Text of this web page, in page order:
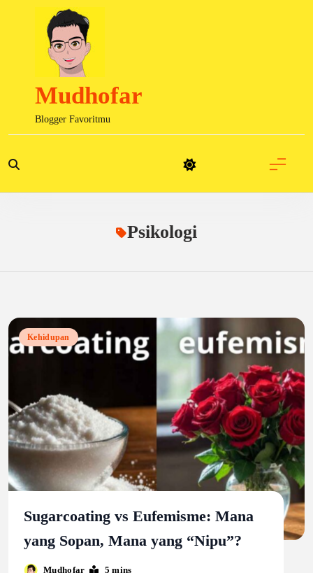
Mudhofar
Blogger Favoritmu
Psikologi
Kehidupan
Sugarcoating vs Eufemisme: Mana
yang Sopan, Mana yang “Nipu”?
Mudhofar 5 mins